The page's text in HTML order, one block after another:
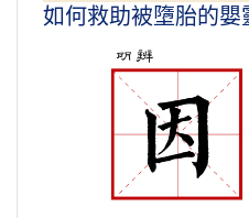
如何救助被墮胎的嬰